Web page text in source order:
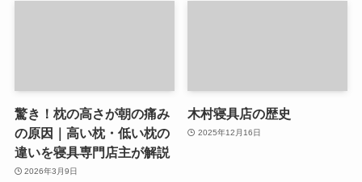
驚き！枕の高さが朝の痛み
の原因｜高い枕・低い枕の
違いを寝具専門店主が解説
2026年3月9日
木村寝具店の歴史
2025年12月16日